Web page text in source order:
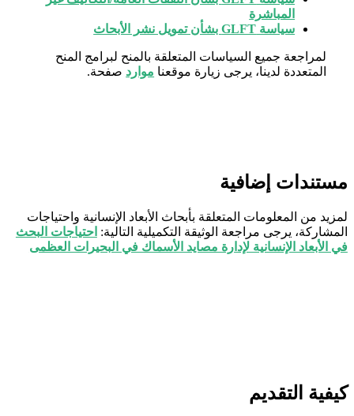
المباشرة
سياسة GLFT بشأن تمويل نشر الأبحاث
لمراجعة جميع السياسات المتعلقة بالمنح لبرامج المنح
المتعددة لدينا، يرجى زيارة موقعنا موارد صفحة.
مستندات إضافية
لمزيد من المعلومات المتعلقة بأبحاث الأبعاد الإنسانية واحتياجات
المشاركة، يرجى مراجعة الوثيقة التكميلية التالية: احتياجات البحث
في الأبعاد الإنسانية لإدارة مصايد الأسماك في البحيرات العظمى
كيفية التقديم